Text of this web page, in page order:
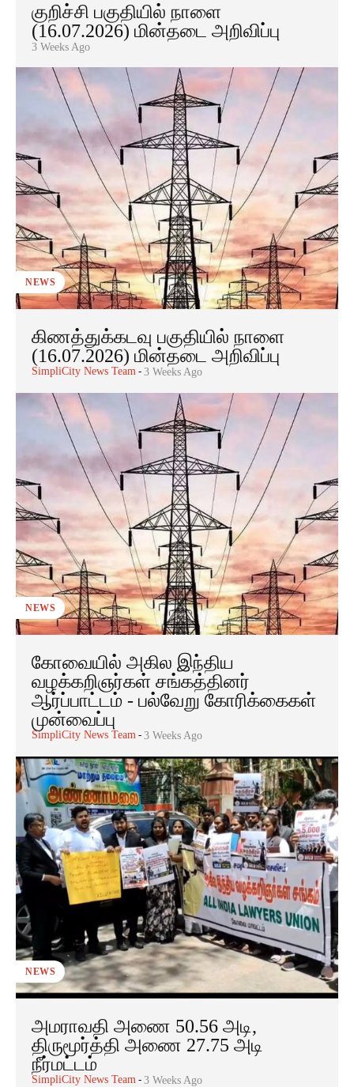
குறிச்சி பகுதியில் நாளை
(16.07.2026) மின்தடை அறிவிப்பு
3 Weeks Ago
NEWS
கிணத்துக்கடவு பகுதியில் நாளை
(16.07.2026) மின்தடை அறிவிப்பு
SimpliCity News Team - 3 Weeks Ago
NEWS
கோவையில் அகில இந்திய
வழக்கறிஞர்கள் சங்கத்தினர்
ஆர்ப்பாட்டம் - பல்வேறு கோரிக்கைகள்
முன்வைப்பு
SimpliCity News Team - 3 Weeks Ago
NEWS
அமராவதி அணை 50.56 அடி,
திருமூர்த்தி அணை 27.75 அடி
நீர்மட்டம்
SimpliCity News Team - 3 Weeks Ago